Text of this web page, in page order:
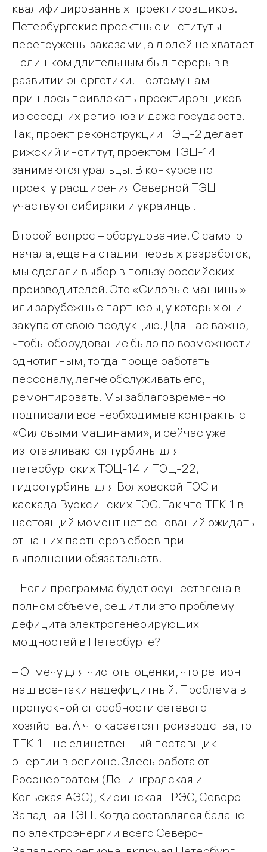
квалифицированных проектировщиков.
Петербургские проектные институты
перегружены заказами, а людей не хватает
– слишком длительным был перерыв в
развитии энергетики. Поэтому нам
пришлось привлекать проектировщиков
из соседних регионов и даже государств.
Так, проект реконструкции ТЭЦ-2 делает
рижский институт, проектом ТЭЦ-14
занимаются уральцы. В конкурсе по
проекту расширения Северной ТЭЦ
участвуют сибиряки и украинцы.
Второй вопрос – оборудование. С самого
начала, еще на стадии первых разработок,
мы сделали выбор в пользу российских
производителей. Это «Силовые машины»
или зарубежные партнеры, у которых они
закупают свою продукцию. Для нас важно,
чтобы оборудование было по возможности
однотипным, тогда проще работать
персоналу, легче обслуживать его,
ремонтировать. Мы заблаговременно
подписали все необходимые контракты с
«Силовыми машинами», и сейчас уже
изготавливаются турбины для
петербургских ТЭЦ-14 и ТЭЦ-22,
гидротурбины для Волховской ГЭС и
каскада Вуоксинских ГЭС. Так что ТГК-1 в
настоящий момент нет оснований ожидать
от наших партнеров сбоев при
выполнении обязательств.
– Если программа будет осуществлена в
полном объеме, решит ли это проблему
дефицита электрогенерирующих
мощностей в Петербурге?
– Отмечу для чистоты оценки, что регион
наш все-таки недефицитный. Проблема в
пропускной способности сетевого
хозяйства. А что касается производства, то
ТГК-1 – не единственный поставщик
энергии в регионе. Здесь работают
Росэнергоатом (Ленинградская и
Кольская АЭС), Киришская ГРЭС, Северо-
Западная ТЭЦ. Когда составлялся баланс
по электроэнергии всего Северо-